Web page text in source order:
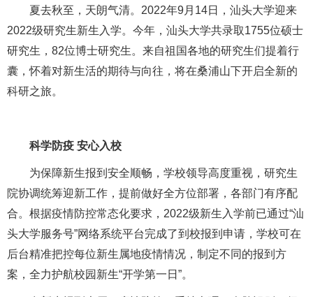
夏去秋至，天朗气清。2022年9月14日，汕头大学迎来
2022级研究生新生入学。今年，汕头大学共录取1755位硕士
研究生，82位博士研究生。来自祖国各地的研究生们提着行
囊，怀着对新生活的期待与向往，将在桑浦山下开启全新的
科研之旅。
科学防疫 安心入校
为保障新生报到安全顺畅，学校领导高度重视，研究生
院协调统筹迎新工作，提前做好全方位部署，各部门有序配
合。根据疫情防控常态化要求，2022级新生入学前已通过“汕
头大学服务号”网络系统平台完成了到校报到申请，学校可在
后台精准把控每位新生属地疫情情况，制定不同的报到方
案，全力护航校园新生“开学第一日”。